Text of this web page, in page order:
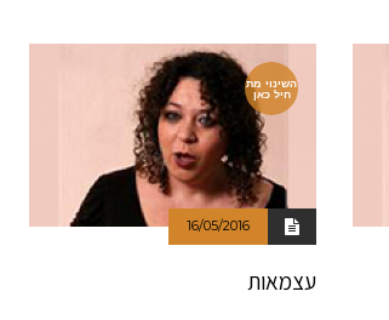
השינוי מת
חיל כאן
16/05/2016
עצמאות